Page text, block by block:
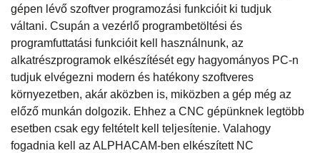
gépen lévő szoftver programozási funkcióit ki tudjuk
váltani. Csupán a vezérlő programbetöltési és
programfuttatási funkcióit kell használnunk, az
alkatrészprogramok elkészítését egy hagyományos PC-n
tudjuk elvégezni modern és hatékony szoftveres
környezetben, akár aközben is, miközben a gép még az
előző munkán dolgozik. Ehhez a CNC gépünknek legtöbb
esetben csak egy feltételt kell teljesítenie. Valahogy
fogadnia kell az ALPHACAM-ben elkészített NC